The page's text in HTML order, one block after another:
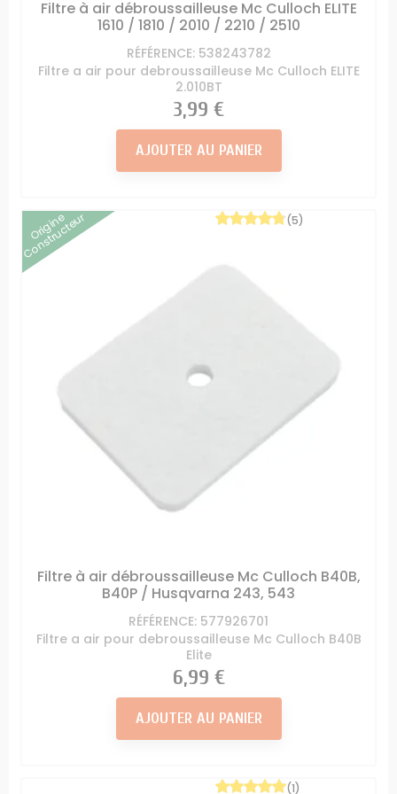
Filtre à air débroussailleuse Mc Culloch ELITE
1610 / 1810 / 2010 / 2210 / 2510
RÉFÉRENCE: 538243782
Filtre a air pour debroussailleuse Mc Culloch ELITE
2.010BT
Prix
3,99 €
AJOUTER AU PANIER
Origine
Constructeur
Filtre à air débroussailleuse Mc Culloch B40B,
B40P / Husqvarna 243, 543
RÉFÉRENCE: 577926701
Filtre a air pour debroussailleuse Mc Culloch B40B
Elite
(5)
Prix
6,99 €
AJOUTER AU PANIER
(1)